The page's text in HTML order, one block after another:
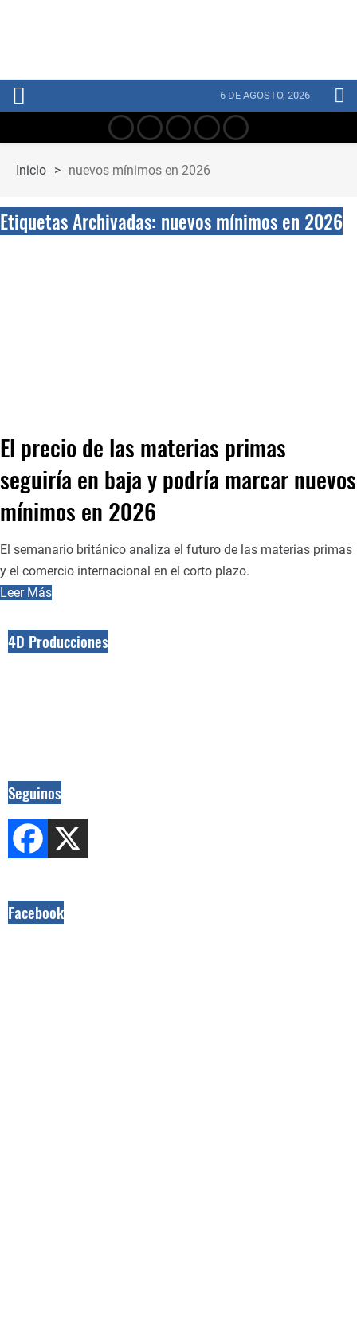
6 DE AGOSTO, 2026
Inicio > nuevos mínimos en 2026
Etiquetas Archivadas: nuevos mínimos en 2026
El precio de las materias primas
seguiría en baja y podría marcar nuevos
mínimos en 2026
El semanario británico analiza el futuro de las materias primas
y el comercio internacional en el corto plazo.
Leer Más
4D Producciones
Seguinos
Facebook